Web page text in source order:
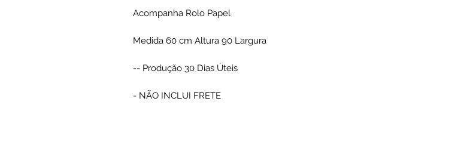
Acompanha Rolo Papel
Medida 60 cm Altura 90 Largura
-- Produção 30 Dias Úteis
- NÃO INCLUI FRETE